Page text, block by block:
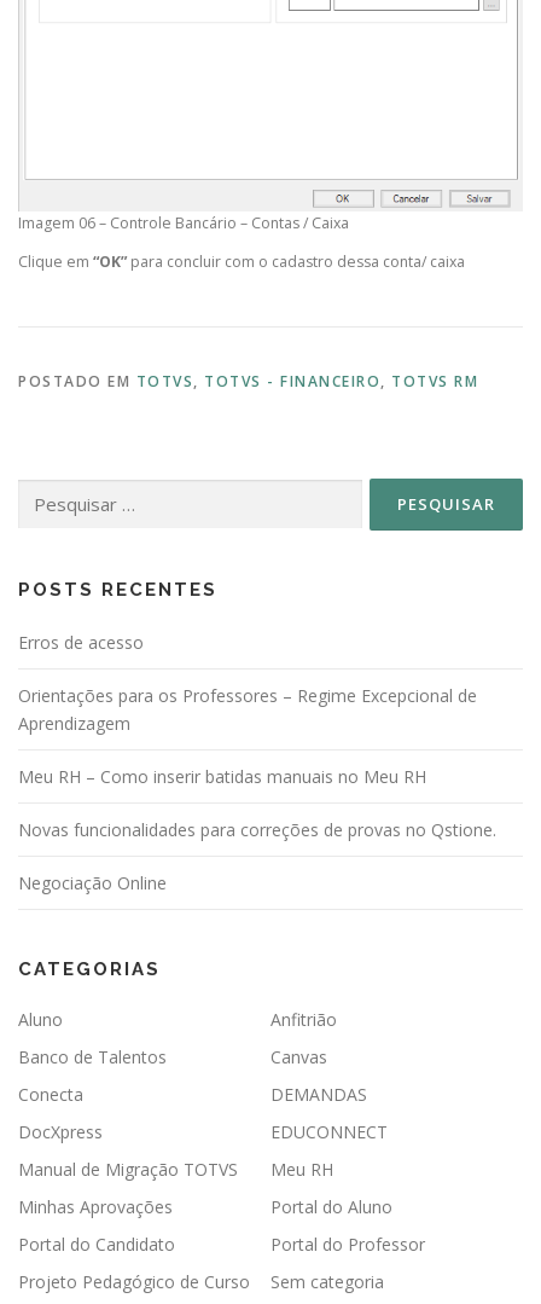
Imagem 06 – Controle Bancário – Contas / Caixa
Clique em “OK”para concluir com o cadastro dessa conta/ caixa
POSTADO EM TOTVS, TOTVS - FINANCEIRO, TOTVS RM
por:
POSTS RECENTES
Erros de acesso
Orientações para os Professores – Regime Excepcional de
Aprendizagem
Meu RH – Como inserir batidas manuais no Meu RH
Novas funcionalidades para correções de provas no Qstione.
Negociação Online
CATEGORIAS
Aluno
Anfitrião
Banco de Talentos
Canvas
Conecta
DEMANDAS
DocXpress
EDUCONNECT
Manual de Migração TOTVS
Meu RH
Minhas Aprovações
Portal do Aluno
Portal do Candidato
Portal do Professor
Projeto Pedagógico de Curso
Sem categoria